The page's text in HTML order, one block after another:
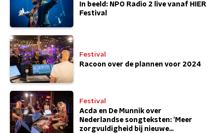
In beeld: NPO Radio 2 live vanaf HIER
Festival
Festival
Racoon over de plannen voor 2024
Festival
Acda en De Munnik over
Nederlandse songteksten: 'Meer
zorgvuldigheid bij nieuwe